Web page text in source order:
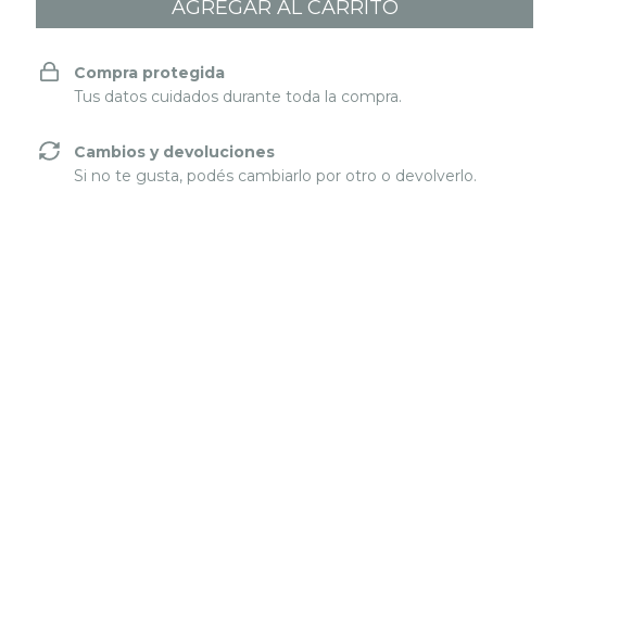
Compra protegida
Tus datos cuidados durante toda la compra.
Cambios y devoluciones
Si no te gusta, podés cambiarlo por otro o devolverlo.